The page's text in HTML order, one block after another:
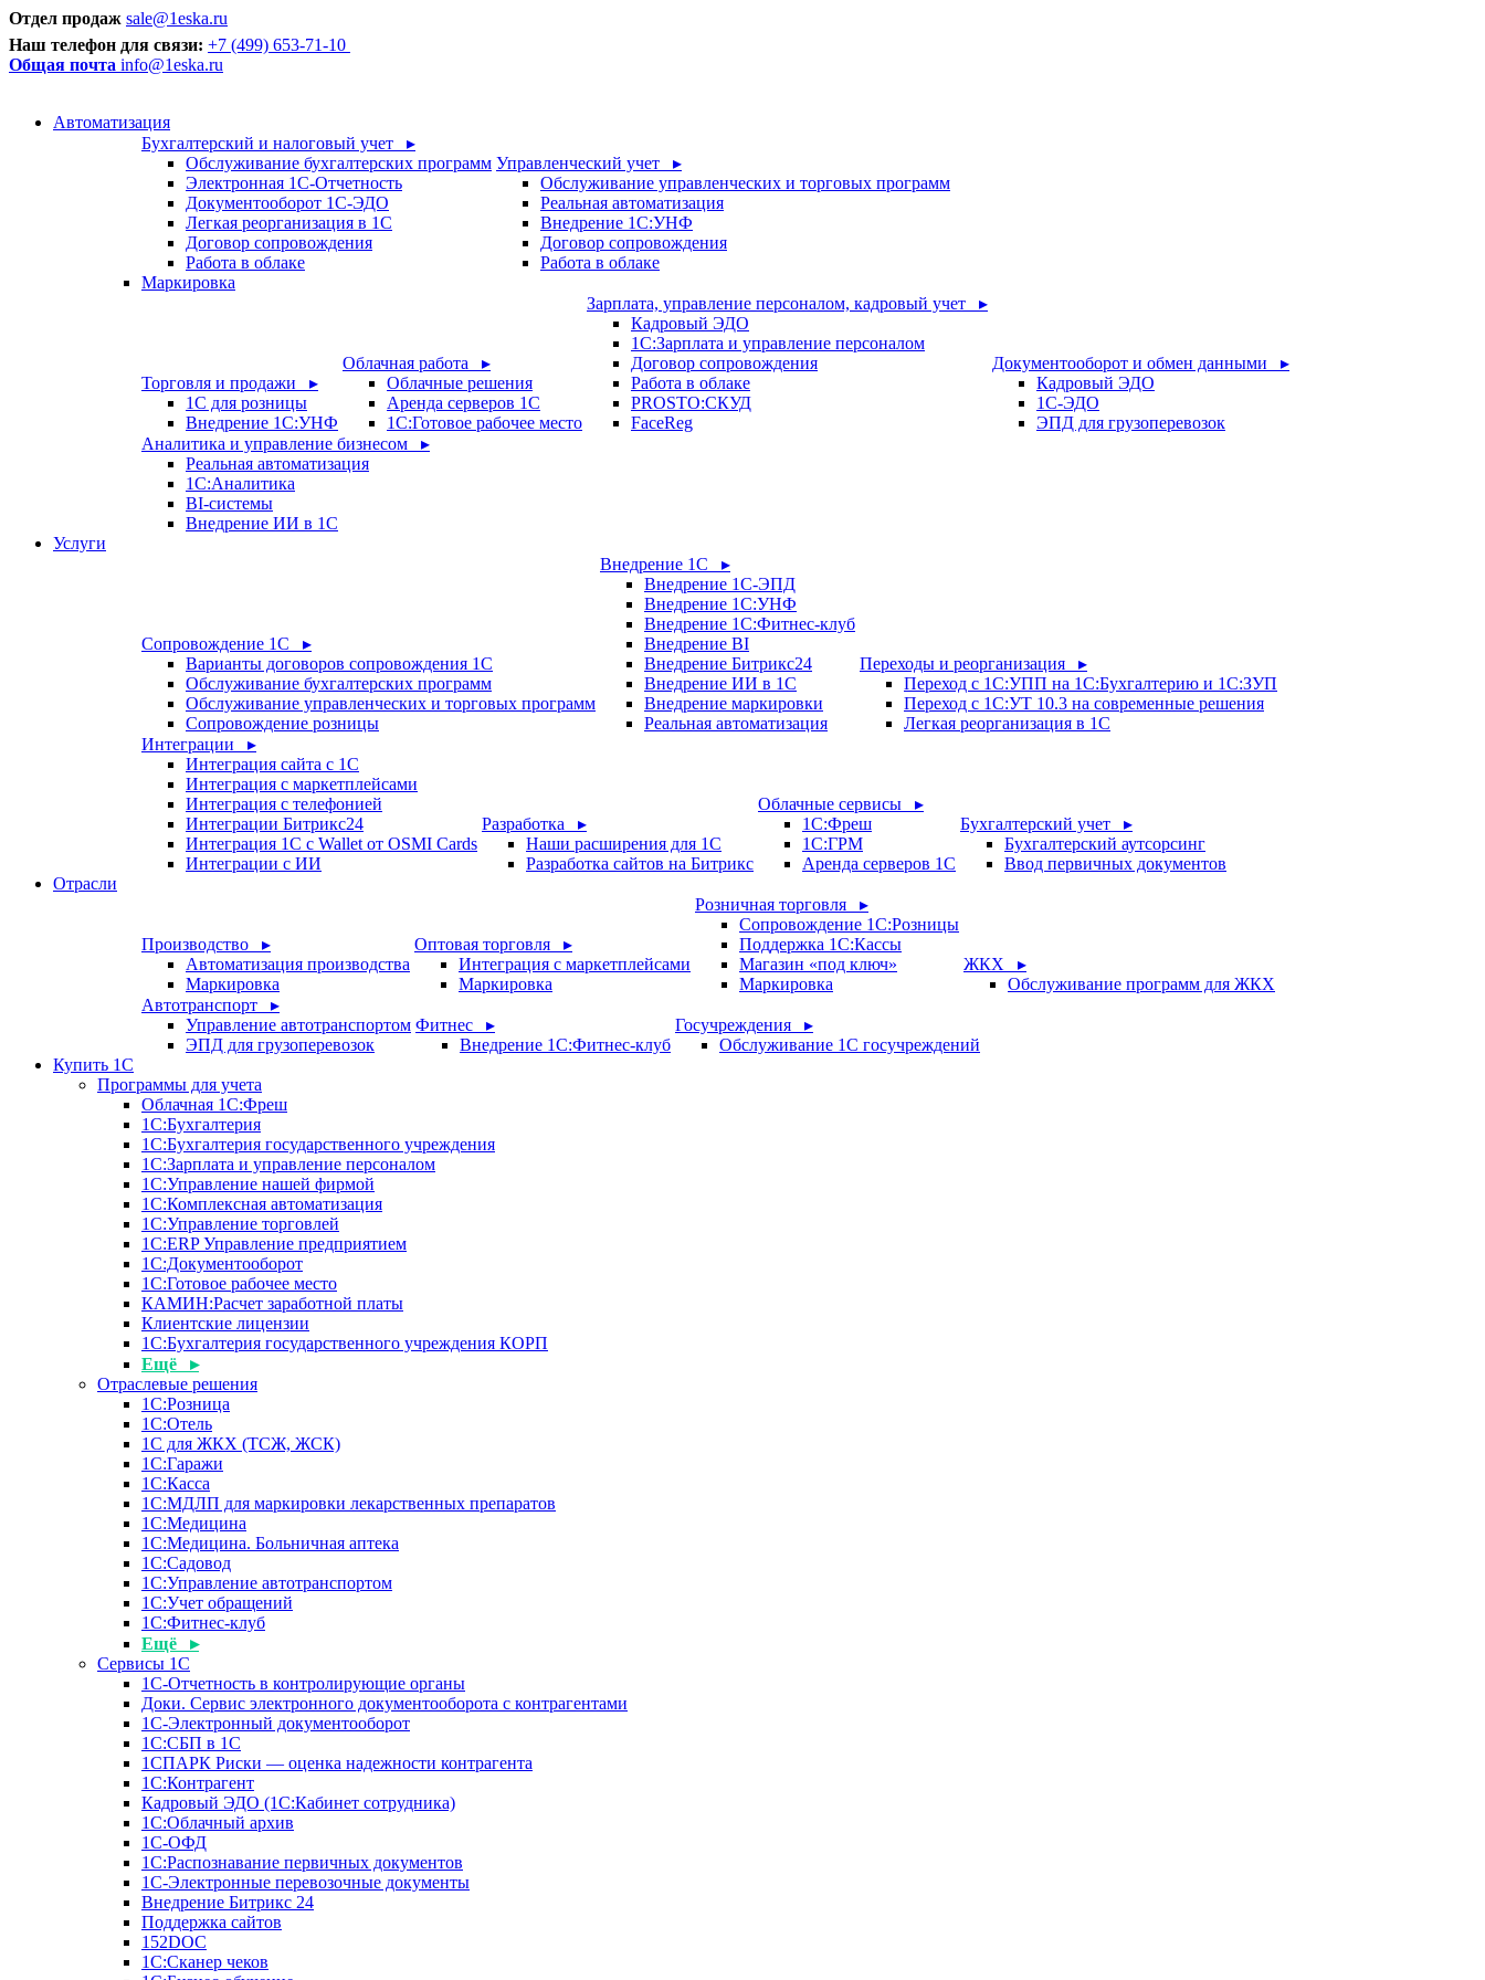
Отдел продаж sale@1eska.ru
Наш телефон для связи: +7 (499) 653-71-10
Общая почта info@1eska.ru
Автоматизация
Бухгалтерский и налоговый учет ▸
Обслуживание бухгалтерских программ
Электронная 1С-Отчетность
Документооборот 1С-ЭДО
Легкая реорганизация в 1С
Договор сопровождения
Работа в облаке
Управленческий учет ▸
Обслуживание управленческих и торговых программ
Реальная автоматизация
Внедрение 1С:УНФ
Договор сопровождения
Работа в облаке
Маркировка
Торговля и продажи ▸
1С для розницы
Внедрение 1С:УНФ
Облачная работа ▸
Облачные решения
Аренда серверов 1С
1C:Готовое рабочее место
Зарплата, управление персоналом, кадровый учет ▸
Кадровый ЭДО
1С:Зарплата и управление персоналом
Договор сопровождения
Работа в облаке
PROSTO:СКУД
FaceReg
Документооборот и обмен данными ▸
Кадровый ЭДО
1С-ЭДО
ЭПД для грузоперевозок
Аналитика и управление бизнесом ▸
Реальная автоматизация
1С:Аналитика
BI-системы
Внедрение ИИ в 1С
Услуги
Сопровождение 1С ▸
Варианты договоров сопровождения 1С
Обслуживание бухгалтерских программ
Обслуживание управленческих и торговых программ
Сопровождение розницы
Внедрение 1С ▸
Внедрение 1С-ЭПД
Внедрение 1С:УНФ
Внедрение 1С:Фитнес-клуб
Внедрение BI
Внедрение Битрикс24
Внедрение ИИ в 1С
Внедрение маркировки
Реальная автоматизация
Переходы и реорганизация ▸
Переход с 1С:УПП на 1С:Бухгалтерию и 1С:ЗУП
Переход с 1С:УТ 10.3 на современные решения
Легкая реорганизация в 1С
Интеграции ▸
Интеграция сайта с 1С
Интеграция с маркетплейсами
Интеграция с телефонией
Интеграции Битрикс24
Интеграция 1С с Wallet от OSMI Cards
Интеграции с ИИ
Разработка ▸
Наши расширения для 1С
Разработка сайтов на Битрикс
Облачные сервисы ▸
1С:Фреш
1С:ГРМ
Аренда серверов 1С
Бухгалтерский учет ▸
Бухгалтерский аутсорсинг
Ввод первичных документов
Отрасли
Производство ▸
Автоматизация производства
Маркировка
Оптовая торговля ▸
Интеграция с маркетплейсами
Маркировка
Розничная торговля ▸
Сопровождение 1С:Розницы
Поддержка 1С:Кассы
Магазин «под ключ»
Маркировка
ЖКХ ▸
Обслуживание программ для ЖКХ
Автотранспорт ▸
Управление автотранспортом
ЭПД для грузоперевозок
Фитнес ▸
Внедрение 1С:Фитнес-клуб
Госучреждения ▸
Обслуживание 1С госучреждений
Купить 1С
Программы для учета
Облачная 1С:Фреш
1С:Бухгалтерия
1С:Бухгалтерия государственного учреждения
1С:Зарплата и управление персоналом
1С:Управление нашей фирмой
1С:Комплексная автоматизация
1С:Управление торговлей
1С:ERP Управление предприятием
1С:Документооборот
1C:Готовое рабочее место
КАМИН:Расчет заработной платы
Клиентские лицензии
1С:Бухгалтерия государственного учреждения КОРП
Ещё ▸
Отраслевые решения
1С:Розница
1С:Отель
1С для ЖКХ (ТСЖ, ЖСК)
1С:Гаражи
1С:Касса
1С:МДЛП для маркировки лекарственных препаратов
1С:Медицина
1С:Медицина. Больничная аптека
1С:Садовод
1С:Управление автотранспортом
1С:Учет обращений
1С:Фитнес-клуб
Ещё ▸
Сервисы 1С
1С-Отчетность в контролирующие органы
Доки. Сервис электронного документооборота с контрагентами
1С-Электронный документооборот
1С:СБП в 1С
1СПАРК Риски — оценка надежности контрагента
1С:Контрагент
Кадровый ЭДО (1С:Кабинет сотрудника)
1С:Облачный архив
1С-ОФД
1С:Распознавание первичных документов
1С-Электронные перевозочные документы
Внедрение Битрикс 24
Поддержка сайтов
152DOC
1С:Сканер чеков